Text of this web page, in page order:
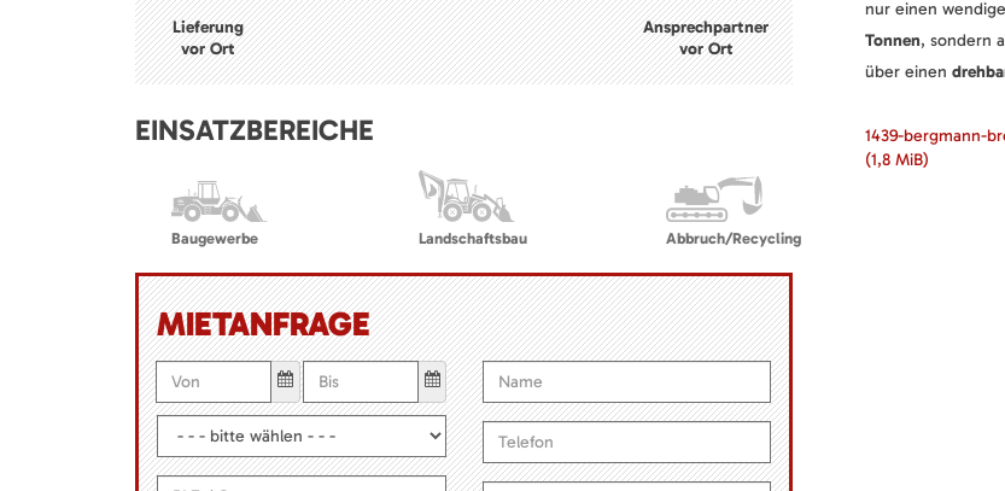
Lieferung
vor Ort
Ansprechpartner
vor Ort
EINSATZBEREICHE
Baugewerbe Landschaftsbau Abbruch/Recycling
MIETANFRAGE
nur einen
Tonnen, sondern
über einen
1439-bergmann-
(1,8 MiB)